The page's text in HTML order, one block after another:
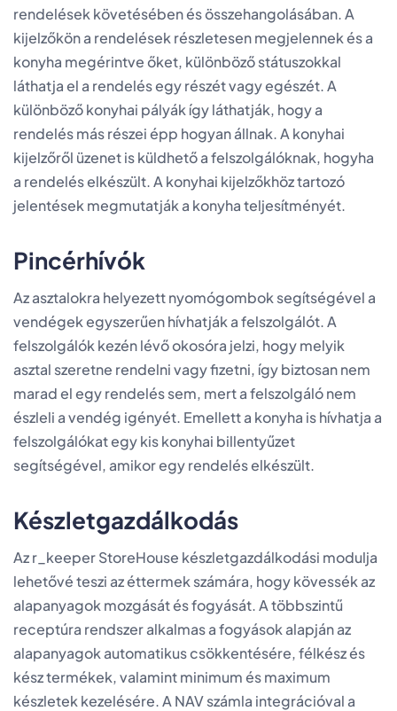
rendelések követésében és összehangolásában. A
kijelzőkön a rendelések részletesen megjelennek és a
konyha megérintve őket, különböző státuszokkal
láthatja el a rendelés egy részét vagy egészét. A
különböző konyhai pályák így láthatják, hogy a
rendelés más részei épp hogyan állnak. A konyhai
kijelzőről üzenet is küldhető a felszolgálóknak, hogyha
a rendelés elkészült. A konyhai kijelzőkhöz tartozó
jelentések megmutatják a konyha teljesítményét.
Pincérhívók
Az asztalokra helyezett nyomógombok segítségével a
vendégek egyszerűen hívhatják a felszolgálót. A
felszolgálók kezén lévő okosóra jelzi, hogy melyik
asztal szeretne rendelni vagy fizetni, így biztosan nem
marad el egy rendelés sem, mert a felszolgáló nem
észleli a vendég igényét. Emellett a konyha is hívhatja a
felszolgálókat egy kis konyhai billentyűzet
segítségével, amikor egy rendelés elkészült.
Készletgazdálkodás
Az r_keeper StoreHouse készletgazdálkodási modulja
lehetővé teszi az éttermek számára, hogy kövessék az
alapanyagok mozgását és fogyását. A többszintű
receptúra rendszer alkalmas a fogyások alapján az
alapanyagok automatikus csökkentésére, félkész és
kész termékek, valamint minimum és maximum
készletek kezelésére. A NAV számla integrációval a